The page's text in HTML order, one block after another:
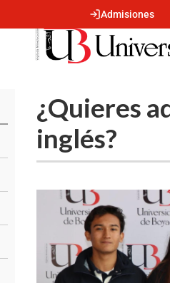
Menu
encabezado
-
Centro
Admisiones
¿Quieres
inglés?